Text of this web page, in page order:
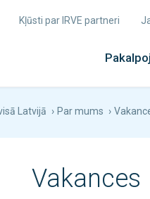
Kļūsti par IRVE partneri
Latvijā › Par mums ›
Vakances